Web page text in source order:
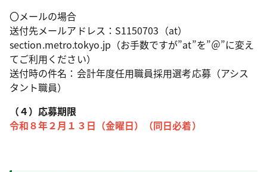
〇メールの場合
送付先メールアドレス：S1150703（at）
section.metro.tokyo.jp（お手数ですが”at”を”＠”に変え
てご利用ください）
送付時の件名：会計年度任用職員採用選考応募（アシス
タント職員）
（４）応募期限
令和８年２月１３日（金曜日）（同日必着）